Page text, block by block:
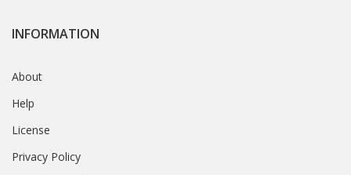
INFORMATION
About
Help
License
Privacy Policy